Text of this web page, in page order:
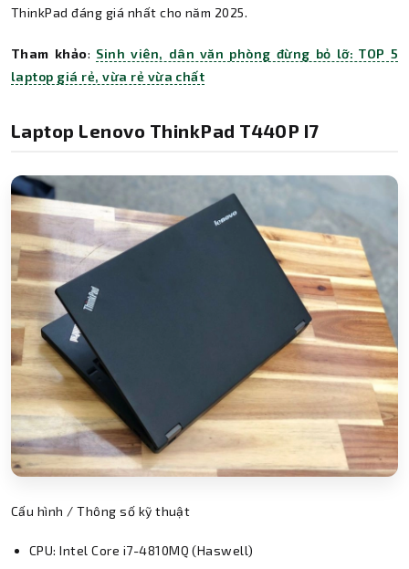
ThinkPad đáng giá nhất cho năm 2025.
Tham khảo: Sinh viên, dân văn phòng đừng bỏ lỡ: TOP 5
laptop giá rẻ, vừa rẻ vừa chất
Laptop Lenovo ThinkPad T440P I7
Cấu hình / Thông số kỹ thuật
CPU: Intel Core i7-4810MQ (Haswell)
Thành Nhân TNC
Trợ lý AI • Phản hồi tức thì